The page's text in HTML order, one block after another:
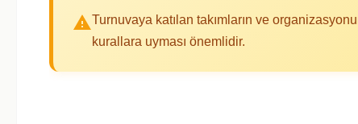
Turnuvaya katılan takımların ve
kurallara uyması önemlidir.